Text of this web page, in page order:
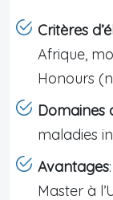
Critères
Afrique,
Honours
Domaines
maladies
Avantages
Master à